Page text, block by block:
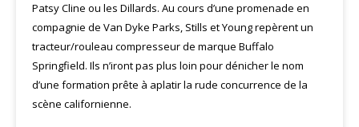
Patsy Cline ou les Dillards. Au cours d’une promenade en
compagnie de Van Dyke Parks, Stills et Young repèrent un
tracteur/rouleau compresseur de marque Buffalo
Springfield. Ils n’iront pas plus loin pour dénicher le nom
d’une formation prête à aplatir la rude concurrence de la
scène californienne.